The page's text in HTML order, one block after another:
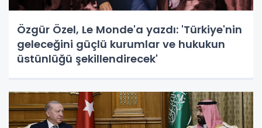
Özgür Özel, Le Monde'a yazdı: 'Türkiye'nin
geleceğini güçlü kurumlar ve hukukun
üstünlüğü şekillendirecek'